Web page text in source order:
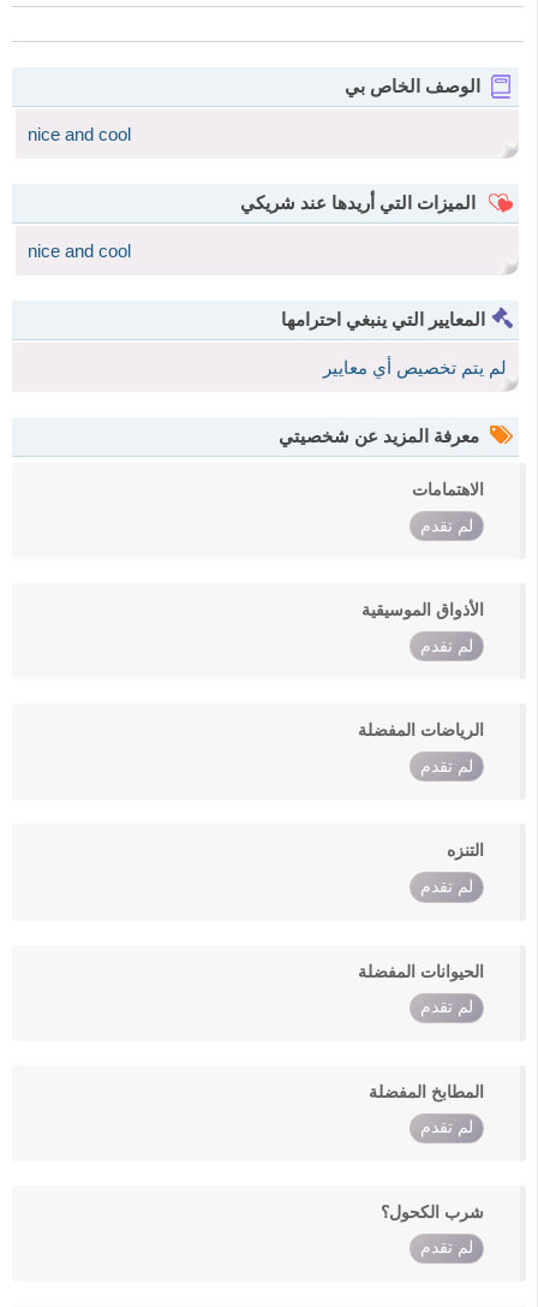
الوصف الخاص بي
nice and cool
الميزات التي أريدها عند شريكي
nice and cool
المعايير التي ينبغي احترامها
لم يتم تخصيص أي معايير
معرفة المزيد عن شخصيتي
الاهتمامات
لم تقدم
الأذواق الموسيقية
لم تقدم
الرياضات المفضلة
لم تقدم
التنزه
لم تقدم
الحيوانات المفضلة
لم تقدم
المطابخ المفضلة
لم تقدم
شرب الكحول؟
لم تقدم